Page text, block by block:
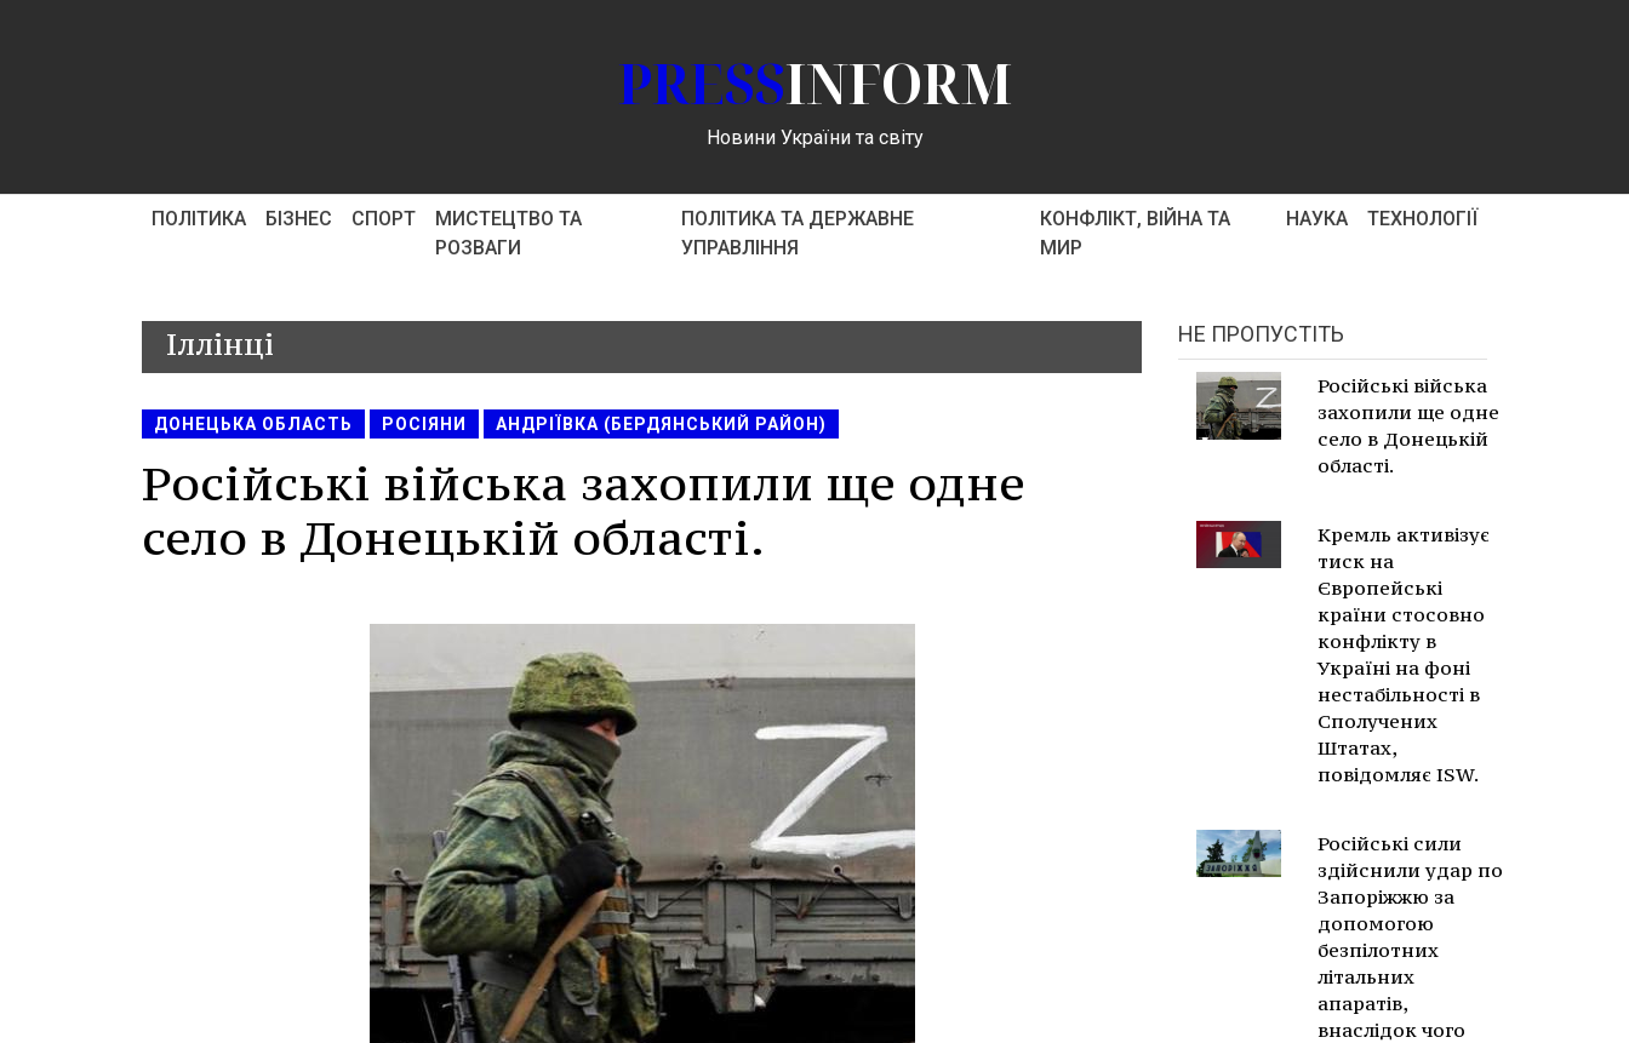
PRESSINFORM
Новини України та світу
ПОЛІТИКА БІЗНЕС СПОРТ
МИСТЕЦТВО ТА
РОЗВАГИ
ПОЛІТИКА ТА ДЕРЖАВНЕ
УПРАВЛІННЯ
КОНФЛІКТ, ВІЙНА ТА
МИР
НАУКА ТЕХНОЛОГІЇ
Іллінці
ДОНЕЦЬКА ОБЛАСТЬ РОСІЯНИ АНДРІЇВКА (БЕРДЯНСЬКИЙ РАЙОН)
Російські війська захопили ще одне
село в Донецькій області.
НЕ ПРОПУСТІТЬ
Російські війська
захопили ще одне
село в Донецькій
області.
Кремль активізує
тиск на
Європейські
країни стосовно
конфлікту в
Україні на фоні
нестабільності в
Сполучених
Штатах,
повідомляє ISW.
Російські сили
здійснили удар по
Запоріжжю за
допомогою
безпілотних
літальних
апаратів,
внаслідок чого